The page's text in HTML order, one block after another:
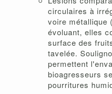
circulaires à
voire métallique
évoluant, elles
surface des
tavelée.
permettent
bioagresseurs
pourritures